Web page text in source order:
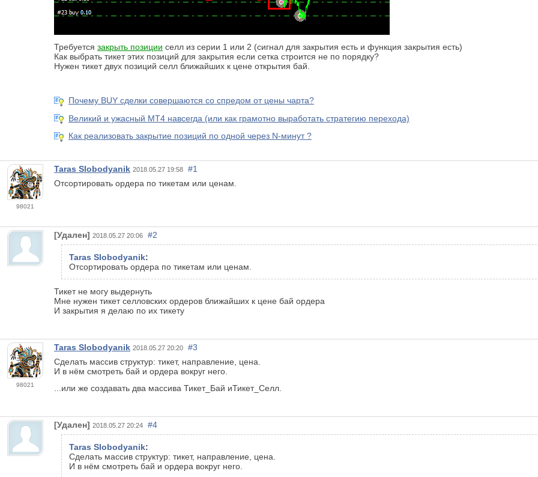
Требуется закрыть позиции селл из серии 1 или 2 (сигнал для закрытия есть и функция закрытия есть)
Как выбрать тикет этих позиций для закрытия если сетка строится не по порядку?
Нужен тикет двух позиций селл ближайших к цене открытия бай.
Почему BUY сделки совершаются со спредом от цены чарта?
Великий и ужасный МТ4 навсегда (или как грамотно выработать стратегию перехода)
Как реализовать закрытие позиций по одной через N-минут ?
98021
Taras Slobodyanik 2018.05.27 19:58
#1
Отсортировать ордера по тикетам или ценам.
[Удален] 2018.05.27 20:06 #2
Taras Slobodyanik:
Отсортировать ордера по тикетам или ценам.
Тикет не могу выдернуть
Мне нужен тикет селловских ордеров ближайших к цене бай ордера
И закрытия я делаю по их тикету
98021
Taras Slobodyanik 2018.05.27 20:20
#3
Сделать массив структур: тикет, направление, цена.
И в нём смотреть бай и ордера вокруг него.
...или же создавать два массива Тикет_Бай иТикет_Селл.
[Удален] 2018.05.27 20:24 #4
Taras Slobodyanik:
Сделать массив структур: тикет, направление, цена.
И в нём смотреть бай и ордера вокруг него.